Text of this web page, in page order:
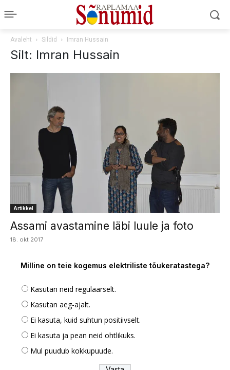
Avaleht Sildid Imran Hussain
Silt: Imran Hussain
Artikkel
Assami avastamine läbi luule ja foto
18. okt 2017
Milline on teie kogemus elektriliste tõukeratastega?
Kasutan neid regulaarselt.
Kasutan aeg-ajalt.
Ei kasuta, kuid suhtun positiivselt.
Ei kasuta ja pean neid ohtlikuks.
Mul puudub kokkupuude.